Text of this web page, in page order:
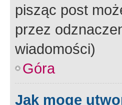
pisząc post
przez
wiadomości)
Góra
Jak mogę